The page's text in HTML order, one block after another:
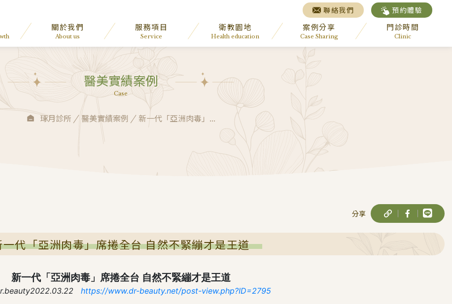
聯絡我們 預約體驗
關於我們
About us
服務項目
Service
衛教園地
Health education
案例分享
Case Sharing
門診時間
Clinic
醫美實績案例
Case
琢月診所 醫美實績案例 新一代「亞洲肉毒」...
分享
一代「亞洲肉毒」席捲全台 自然不緊繃才是王道
新一代「亞洲肉毒」席捲全台 自然不緊繃才是王道
https://www.dr-beauty.net/post-view.php?ID=2795